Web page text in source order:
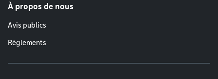
À propos de nous
Avis publics
Règlements